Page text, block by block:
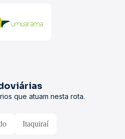
que atuam nesta rota.
Itaquiraí